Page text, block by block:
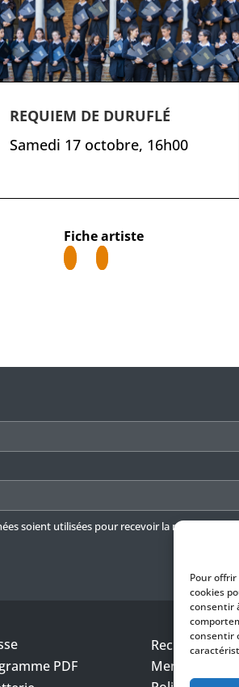
Pour
cookies
consentir
consentir
REQUIEM DE DURUFLÉ
Samedi 17 octobre, 16h00
Fiche artiste
vide.
soient utilisées pour recevoir la newsletter.
PDF
Recrutement
Mentions